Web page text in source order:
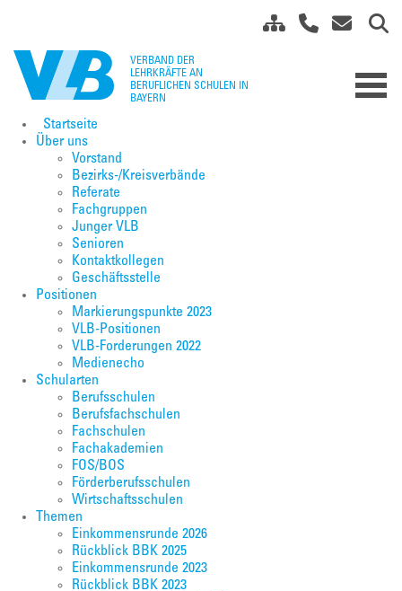
Startseite
Über uns
Vorstand
Bezirks-/Kreisverbände
Referate
Fachgruppen
Junger VLB
Senioren
Kontaktkollegen
Geschäftsstelle
Positionen
Markierungspunkte 2023
VLB-Positionen
VLB-Forderungen 2022
Medienecho
Schularten
Berufsschulen
Berufsfachschulen
Fachschulen
Fachakademien
FOS/BOS
Förderberufsschulen
Wirtschaftsschulen
Themen
Einkommensrunde 2026
Rückblick BBK 2025
Einkommensrunde 2023
Rückblick BBK 2023